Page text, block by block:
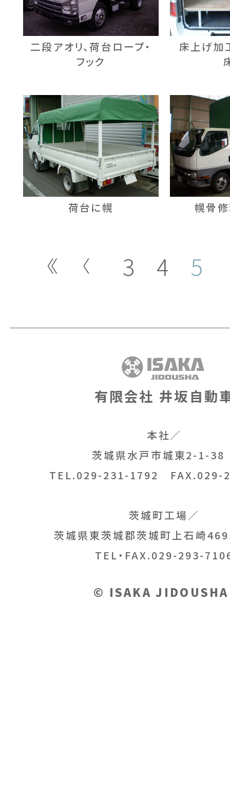
二段アオリ、荷台ロープ・
フック
床上げ加
荷台に幌 幌骨
3 4 5
有限会社 井坂自動
本社／
茨城県水戸市城東2-1-
TEL.029-231-1792
FAX.029-
茨城町工場／
茨城県東茨城郡茨城町上石崎
TEL・FAX.029-293-
© ISAKA